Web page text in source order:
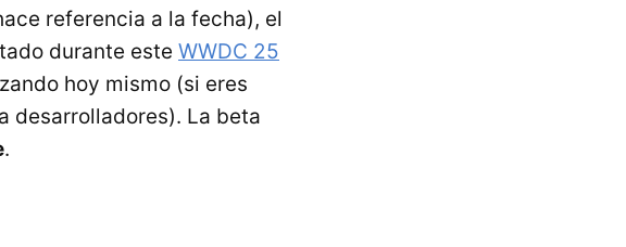
referencia a la fecha), el
durante este WWDC 25
hoy mismo (si eres
desarrolladores). La beta
.